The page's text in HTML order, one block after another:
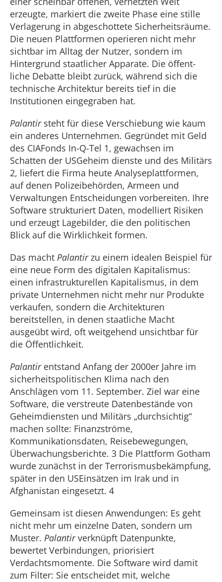
erzeugte, markiert die zweite Phase eine stille
Verlagerung in ab­geschottete Sicherheitsräume.
Die neuen Plattformen operieren nicht mehr
sicht­bar im Alltag der Nutzer, sondern im
Hintergrund staatlicher Apparate. Die öffent­
liche Debatte bleibt zurück, während sich die
technische Architektur bereits tief in die
Institutionen eingegraben hat.
Palantirsteht für diese Verschiebung wie kaum
ein anderes Unternehmen. Ge­gründet mit Geld
des CIA­Fonds In-Q-Tel 1, gewachsen im
Schatten der US­Geheim­ dienste und des Militärs
2, liefert die Firma heute Analyseplattformen,
auf denen Polizeibehörden, Armeen und
Verwaltungen Entscheidungen vorbereiten. Ihre
Soft­ware strukturiert Daten, modelliert Risiken
und erzeugt Lagebilder, die den politi­schen
Blick auf die Wirklichkeit formen.
Das macht Palantirzu einem idealen Beispiel für
eine neue Form des digitalen Kapitalismus:
einen infrastrukturellen Kapitalismus, in dem
private Unternehmen nicht mehr nur Produkte
verkaufen, sondern die Architekturen
bereitstellen, in denen staat­liche Macht
ausgeübt wird, oft weitgehend unsichtbar für
die Öffentlichkeit.
Palantirentstand Anfang der 2000er Jahre im
sicherheitspolitischen Klima nach den
Anschlägen vom 11. September. Ziel war eine
Software, die verstreute Datenbestände von
Geheimdiensten und Militärs „durch­sichtig“
machen sollte: Finanzströme,
Kommunikationsdaten, Reisebewegungen,
Über­wachungsberichte. 3 Die Plattform Gotham
wurde zunächst in der Terrorismusbekämp­fung,
später in den US­Einsätzen im Irak und in
Afghanistan eingesetzt. 4
Gemeinsam ist diesen Anwendungen: Es geht
nicht mehr um einzelne Daten, son­dern um
Muster. Palantirverknüpft Datenpunkte,
bewertet Verbindungen, priori­siert
Verdachtsmomente. Die Software wird damit
zum Filter: Sie entscheidet mit, welche